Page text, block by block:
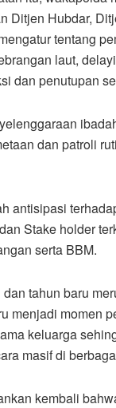
Ditjen Hubdar,
tentang
laut,
dan penutupan
dan patroli
antisipasi
Stake holder
serta BBM.
tahun baru
menjadi momen
keluarga
masif di
kembali